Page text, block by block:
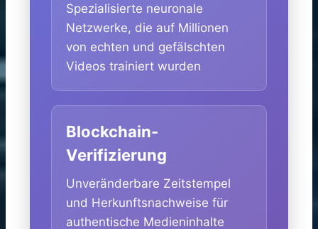
Spezialisierte neuronale
Netzwerke, die auf Millionen
von echten und gefälschten
Videos trainiert wurden
Blockchain-
Verifizierung
Unveränderbare Zeitstempel
und Herkunftsnachweise für
authentische Medieninhalte